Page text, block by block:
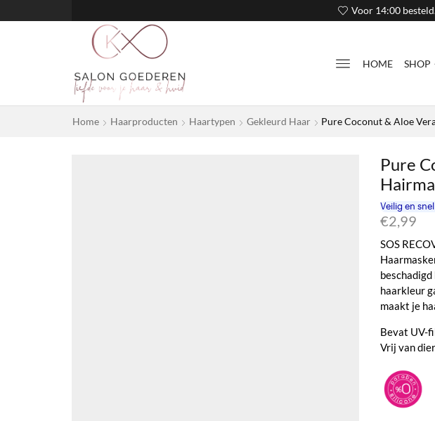
Voor 14:00
HOME SHOP
Home Haarproducten Haartypen Gekleurd Haar Pure Coconut & Aloe
Pure
€2,99
SOS
haarkleur
maakt je
Bevat UV-
Vrij van